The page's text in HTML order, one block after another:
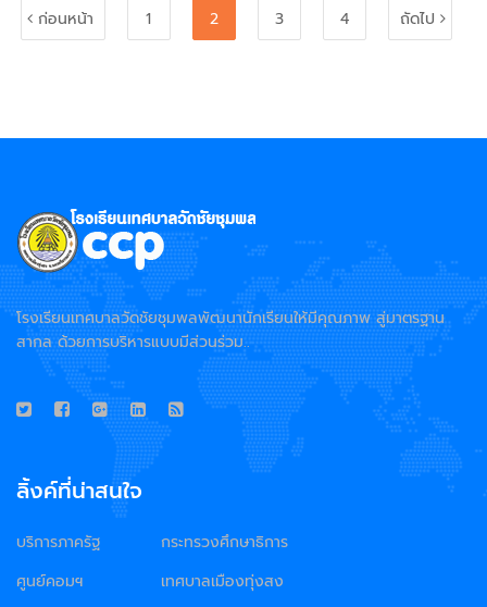
ก่อนหน้า 1 2 3 4 ถัดไป
โรงเรียนเทศบาลวัดชัยชุมพลพัฒนานักเรียนให้มีคุณภาพ สู่มาตรฐาน
สากล ด้วยการบริหารแบบมีส่วนร่วม..
ลิ้งค์ที่น่าสนใจ
บริการภาครัฐ
ศูนย์คอมฯ
กระทรวงศึกษาธิการ
เทศบาลเมืองทุ่งสง